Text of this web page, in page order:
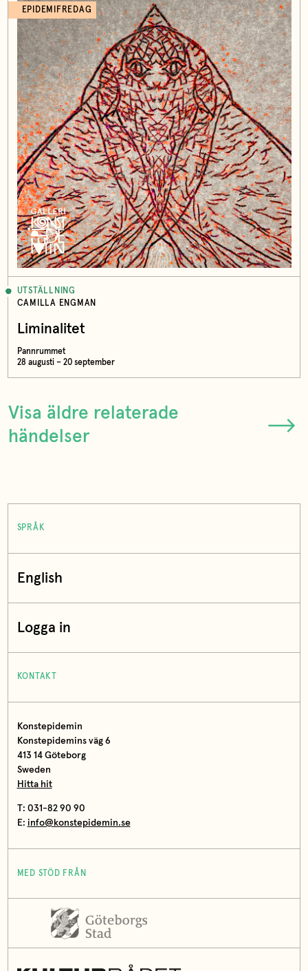
EPIDEMIFREDAG
UTSTÄLLNING
CAMILLA ENGMAN
Liminalitet
Pannrummet
28 augusti – 20 september
Visa äldre relaterade
händelser
SPRÅK
English
Logga in
KONTAKT
Konstepidemin
Konstepidemins väg 6
413 14 Göteborg
Sweden
Hitta hit
T: 031-82 90 90
E: info@konstepidemin.se
MED STÖD FRÅN